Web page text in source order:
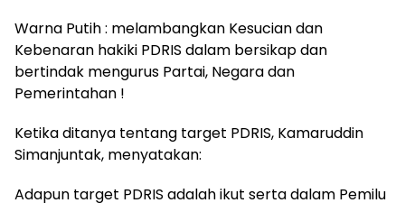
Warna Putih : melambangkan Kesucian dan
Kebenaran hakiki PDRIS dalam bersikap dan
bertindak mengurus Partai, Negara dan
Pemerintahan !
Ketika ditanya tentang target PDRIS, Kamaruddin
Simanjuntak, menyatakan:
Adapun target PDRIS adalah ikut serta dalam Pemilu